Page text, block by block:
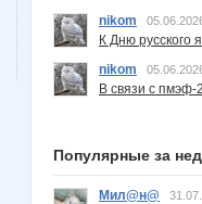
nikom
К Дню русского
nikom
В связи с пмэф-
Популярные за
Мил@н@